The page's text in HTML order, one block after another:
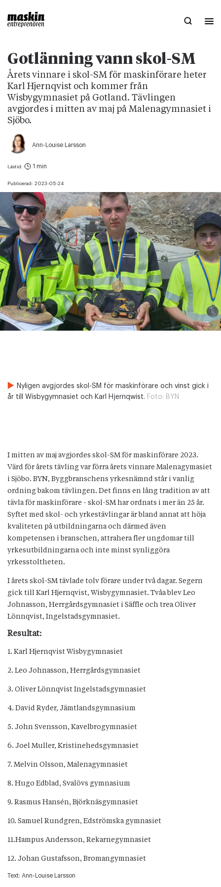
Gotlänning vann skol-SM
Årets vinnare i skol-SM för maskinförare heter
Karl Hjernqvist och kommer från
Wisbygymnasiet på Gotland. Tävlingen
avgjordes i mitten av maj på Malenagymnasiet i
Sjöbo.
Ann-Louise Larsson
Publicerad: 2023-05-24
Lästid: 1 min
Nyligen avgjordes skol-SM för maskinförare och vinst gick i
år till Wisbygymnasiet och Karl Hjernqwist. Foto: BYN
I mitten av maj avgjordes skol-SM för maskinförare 2023.
Värd för årets tävling var förra årets vinnare Malenagymasiet
i Sjöbo. BYN, Byggbranschens yrkesnämnd står i vanlig
ordning bakom tävlingen. Det finns en lång tradition av att
tävla för maskinförare - skol-SM har ordnats i mer än 25 år.
Syftet med skol- och yrkestävlingar är bland annat att höja
kvaliteten på utbildningarna och därmed även
kompetensen i branschen, attrahera fler ungdomar till
yrkesutbildningarna och inte minst synliggöra
yrkesstoltheten.
I årets skol-SM tävlade tolv förare under två dagar. Segern
gick till Karl Hjernqvist, Wisbygymnasiet. Tvåa blev Leo
Johnasson, Herrgårdsgymnasiet i Säffle och trea Oliver
Lönnqvist, Ingelstadsgymnasiet.
Resultat:
1. Karl Hjernqvist Wisbygymnasiet
2. Leo Johnasson, Herrgårdsgymnasiet
3. Oliver Lönnqvist Ingelstadsgymnasiet
4. David Ryder, Jämtlandsgymnasium
5. John Svensson, Kavelbrogymnasiet
6. Joel Muller, Kristinehedsgymnasiet
7. Melvin Olsson, Malenagymnasiet
8. Hugo Edblad, Svalövs gymnasium
9. Rasmus Hansén, Björknäsgymnasiet
10. Samuel Rundgren, Edströmska gymnasiet
11.Hampus Andersson, Rekarnegymnasiet
12. Johan Gustafsson, Bromangymnasiet
Text: Ann-Louise Larsson